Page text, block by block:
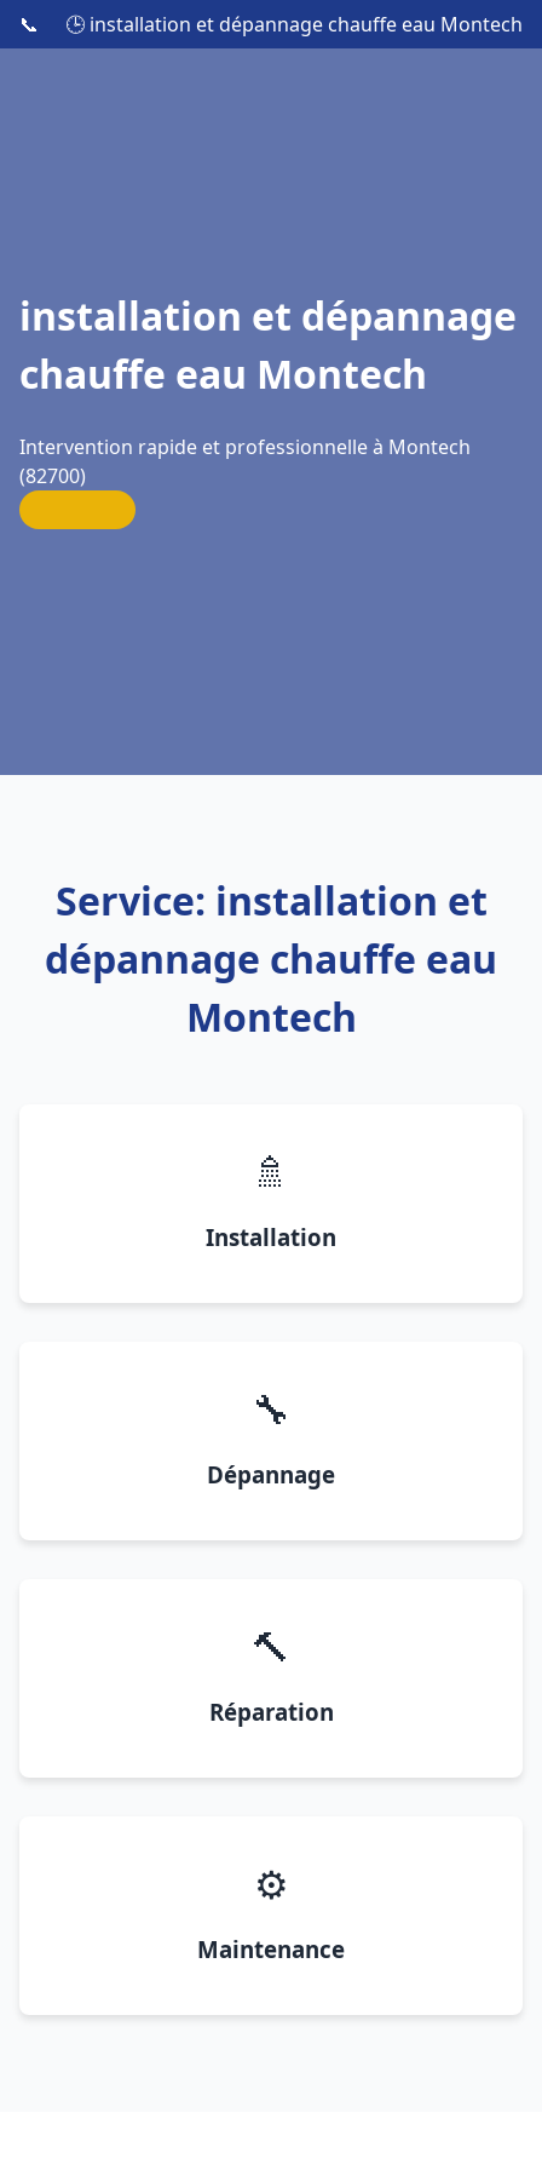
📞 🕒 installation et dépannage chauffe eau Montech
installation et dépannage
chauffe eau Montech
Intervention rapide et professionnelle à Montech
(82700)
Service: installation et
dépannage chauffe eau
Montech
🚿
Installation
🔧
Dépannage
🔨
Réparation
⚙️
Maintenance